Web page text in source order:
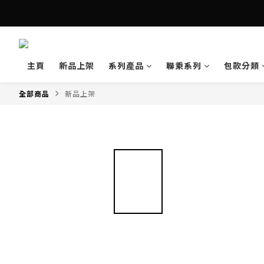
主頁 新品上架 系列產品 聯乘系列 包款分類
全部商品 新品上架